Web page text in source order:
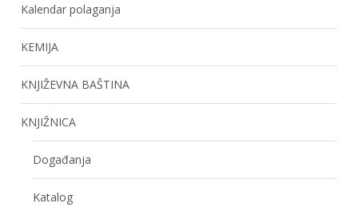
Kalendar polaganja
KEMIJA
KNJIŽEVNA BAŠTINA
KNJIŽNICA
Događanja
Katalog